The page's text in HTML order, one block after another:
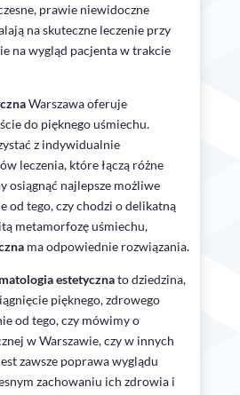
prawie niewidoczne
na skuteczne leczenie przy
na wygląd pacjenta w trakcie
Warszawa oferuje
do pięknego uśmiechu.
z indywidualnie
leczenia, które łączą różne
osiągnąć najlepsze możliwe
od tego, czy chodzi o delikatną
metamorfozę uśmiechu,
ma odpowiednie rozwiązania.
estetycznato dziedzina,
pięknego, zdrowego
od tego, czy mówimy o
w Warszawie, czy w innych
zawsze poprawa wyglądu
zachowaniu ich zdrowia i